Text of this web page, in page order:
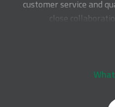
customer service and
close
engineers and
the project in